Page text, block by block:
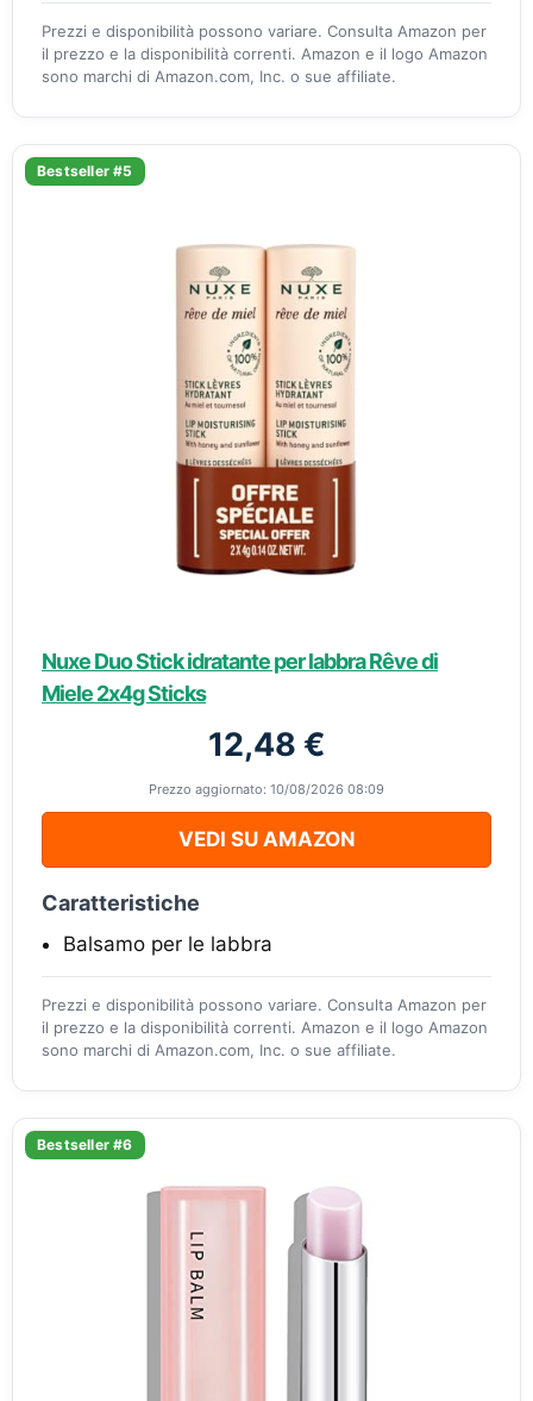
Prezzi e disponibilità possono variare. Consulta Amazon per
il prezzo e la disponibilità correnti. Amazon e il logo Amazon
sono marchi di Amazon.com, Inc. o sue affiliate.
Bestseller #5
Nuxe Duo Stick idratante per labbra Rêve di
Miele 2x4g Sticks
12,48 €
Prezzo aggiornato: 10/08/2026 08:09
VEDI SU AMAZON
Caratteristiche
Balsamo per le labbra
Prezzi e disponibilità possono variare. Consulta Amazon per
il prezzo e la disponibilità correnti. Amazon e il logo Amazon
sono marchi di Amazon.com, Inc. o sue affiliate.
Bestseller #6